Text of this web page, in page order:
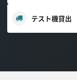
テスト機貸出